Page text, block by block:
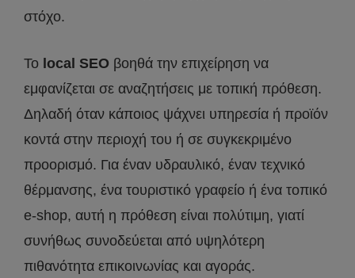
στόχο.
Το local SEO βοηθά την επιχείρηση να
εμφανίζεται σε αναζητήσεις με τοπική πρόθεση.
Δηλαδή όταν κάποιος ψάχνει υπηρεσία ή προϊόν
κοντά στην περιοχή του ή σε συγκεκριμένο
προορισμό. Για έναν υδραυλικό, έναν τεχνικό
θέρμανσης, ένα τουριστικό γραφείο ή ένα τοπικό
e-shop, αυτή η πρόθεση είναι πολύτιμη, γιατί
συνήθως συνοδεύεται από υψηλότερη
πιθανότητα επικοινωνίας και αγοράς.